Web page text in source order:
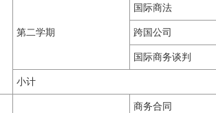
第二学期
国际商法
跨国公司
国际商务谈判
小计
商务合同